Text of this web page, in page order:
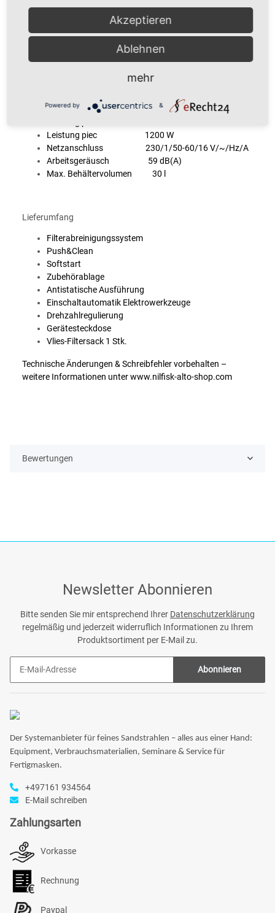
Softstart
Push&Clean Filterabreinigung
Gewicht 10 kg
Abmessungen 450 x 380 x 595 L x B x H
Netzkabel 7,5 m
Unterdruck 250/25 mbar/kPa
Leistung piec 1200 W
Netzanschluss 230/1/50-60/16 V/~/Hz/A
Arbeitsgeräusch 59 dB(A)
Max. Behältervolumen 30 l
Lieferumfang
Filterabreinigungssystem
Push&Clean
Softstart
Zubehörablage
Antistatische Ausführung
Einschaltautomatik Elektrowerkzeuge
Drehzahlregulierung
Gerätesteckdose
Vlies-Filtersack 1 Stk.
Technische Änderungen & Schreibfehler vorbehalten –
weitere Informationen unter www.nilfisk-alto-shop.com
Bewertungen
Newsletter Abonnieren
Bitte senden Sie mir entsprechend Ihrer Datenschutzerklärung
regelmäßig und jederzeit widerruflich Informationen zu Ihrem
Produktsortiment per E-Mail zu.
Abonnieren
Der Systemanbieter für feines Sandstrahlen – alles aus einer Hand:
Equipment, Verbrauchsmaterialien, Seminare & Service für
Fertigmasken.
+497161 934564
E-Mail schreiben
Zahlungsarten
Vorkasse
Rechnung
Paypal
Akzeptieren
Ablehnen
mehr
Powered by &